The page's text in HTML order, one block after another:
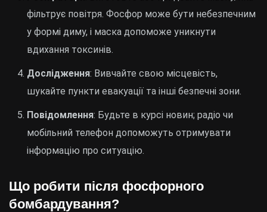
фільтрує повітря. Фосфор може бути небезпечним
у формі диму, і маска допоможе уникнути
вдихання токсинів.
Дослідження: Вивчайте свою місцевість,
шукайте пункти евакуації та інші безпечні зони.
Повідомлення: Будьте в курсі новин; радіо чи
мобільний телефон допоможуть отримувати
інформацію про ситуацію.
Що робити після фосфорного
бомбардування?